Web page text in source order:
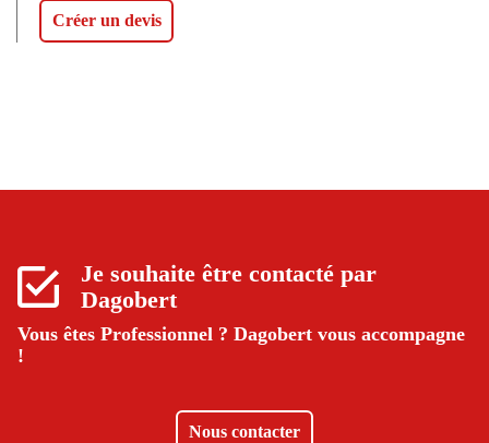
Créer un devis
Je souhaite être contacté par
Dagobert
Vous êtes Professionnel ? Dagobert vous accompagne
!
Nous contacter